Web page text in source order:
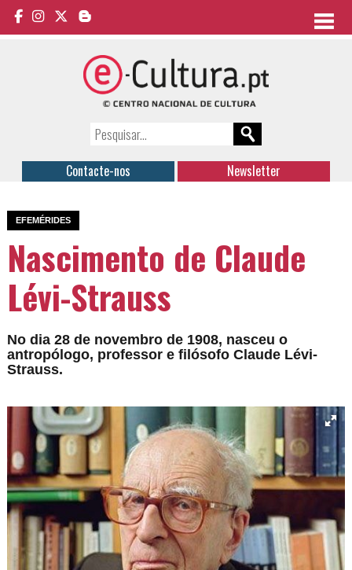
Contacte-nos Newsletter
EFEMÉRIDES
Nascimento de Claude
Lévi-Strauss
No dia 28 de novembro de 1908, nasceu o
antropólogo, professor e filósofo Claude Lévi-
Strauss.